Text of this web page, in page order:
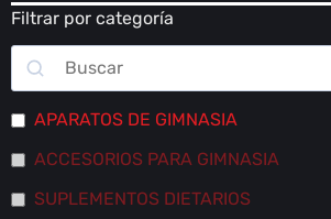
Filtrar por categoría
APARATOS DE GIMNASIA
ACCESORIOS PARA GIMNASIA
SUPLEMENTOS DIETARIOS